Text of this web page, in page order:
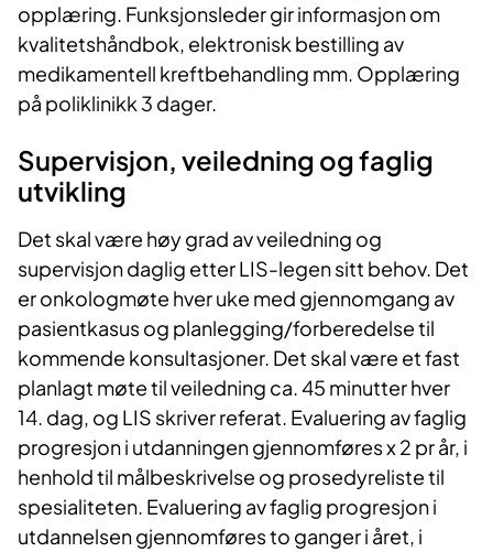
opplæring. Funksjonsleder gir informasjon om
kvalitetshåndbok, elektronisk bestilling av
medikamentell kreftbehandling mm. Opplæring
på poliklinikk 3 dager.
Supervisjon, veiledning og faglig
utvikling
Det skal være høy grad av veiledning og
supervisjon daglig etter LIS-legen sitt behov. Det
er onkologmøte hver uke med gjennomgang av
pasientkasus og planlegging/forberedelse til
kommende konsultasjoner. Det skal være et fast
planlagt møte til veiledning ca. 45 minutter hver
14. dag, og LIS skriver referat. Evaluering av faglig
progresjon i utdanningen gjennomføres x 2 pr år, i
henhold til målbeskrivelse og prosedyreliste til
spesialiteten. Evaluering av faglig progresjon i
utdannelsen gjennomføres to ganger i året, i